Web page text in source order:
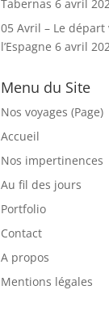
Tabernas 6 avril
05 Avril – Le départ
l’Espagne 6 avril
Menu du Site
Nos voyages (Page)
Accueil
Nos impertinences
Au fil des jours
Portfolio
Contact
A propos
Mentions légales